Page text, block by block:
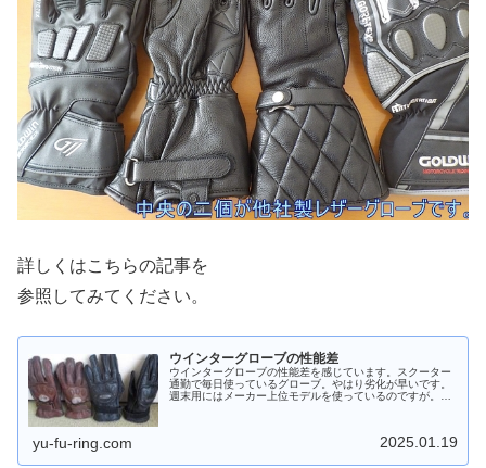
詳しくはこちらの記事を
参照してみてください。
ウインターグローブの性能差
ウインターグローブの性能差を感じています。スクーター
通勤で毎日使っているグローブ。やはり劣化が早いです。
週末用にはメーカー上位モデルを使っているのですが。通
yu-fu-ring.com 2025.01.19